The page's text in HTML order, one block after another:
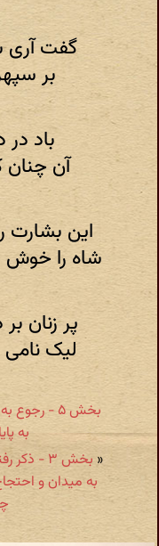
گفت آری
بر
باد در
آن چنان
این بشارت
شاه را
پر زنان
لیک نامی
بخش ۵ -
به
«
بخش ۳ -
به میدان و